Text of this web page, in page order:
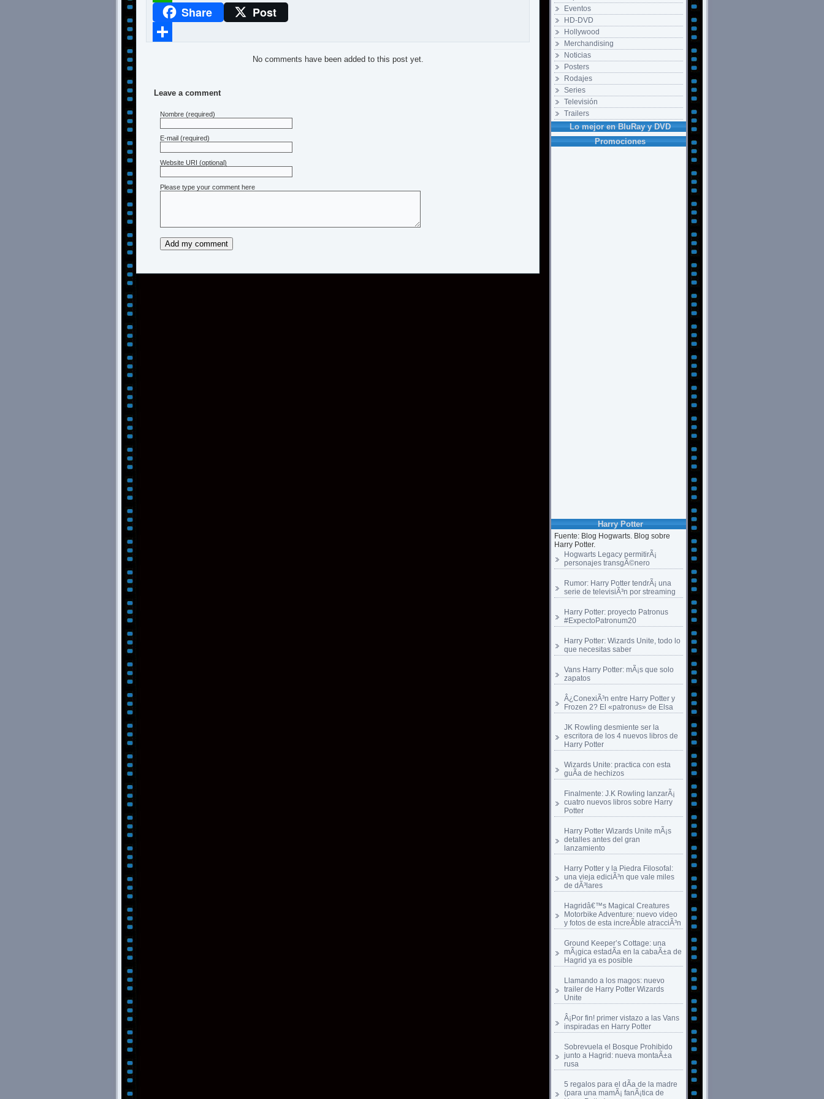
Eventos
HD-DVD
Hollywood
Merchandising
Noticias
Posters
Rodajes
Series
Televisión
Trailers
Lo mejor en BluRay y DVD
Promociones
Harry Potter
Fuente: Blog Hogwarts. Blog sobre
Harry Potter.
Hogwarts Legacy permitirÃ¡
personajes transgÃ©nero
Rumor: Harry Potter tendrÃ¡ una
serie de televisiÃ³n por streaming
Harry Potter: proyecto Patronus
#ExpectoPatronum20
Harry Potter: Wizards Unite, todo lo
que necesitas saber
Vans Harry Potter: mÃ¡s que solo
zapatos
Â¿ConexiÃ³n entre Harry Potter y
Frozen 2? El «patronus» de Elsa
JK Rowling desmiente ser la
escritora de los 4 nuevos libros de
Harry Potter
Wizards Unite: practica con esta
guÃ­a de hechizos
Finalmente: J.K Rowling lanzarÃ¡
cuatro nuevos libros sobre Harry
Potter
Harry Potter Wizards Unite mÃ¡s
detalles antes del gran
lanzamiento
Harry Potter y la Piedra Filosofal:
una vieja ediciÃ³n que vale miles
de dÃ³lares
Hagridâ€™s Magical Creatures
Motorbike Adventure: nuevo video
y fotos de esta increÃ­ble atracciÃ³n
Ground Keeper’s Cottage: una
mÃ¡gica estadÃ­a en la cabaÃ±a de
Hagrid ya es posible
Llamando a los magos: nuevo
trailer de Harry Potter Wizards
Unite
Â¡Por fin! primer vistazo a las Vans
inspiradas en Harry Potter
Sobrevuela el Bosque Prohibido
junto a Hagrid: nueva montaÃ±a
rusa
5 regalos para el dÃ­a de la madre
(para una mamÃ¡ fanÃ¡tica de
WhatsAppShare Post
No comments have been added to this post yet.
Leave a comment
Nombre (required)
E-mail (required)
Website URI (optional)
Please type your comment here